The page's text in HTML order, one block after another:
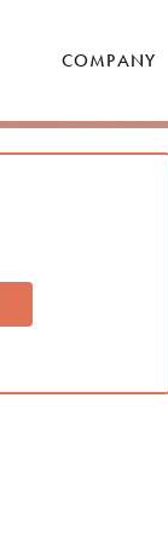
COMPANY